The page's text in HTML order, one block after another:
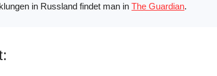
in Russland findet man inThe Guardian.